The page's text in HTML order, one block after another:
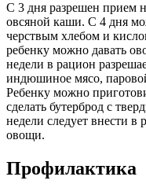
С 3 дня разрешен прием
овсяной каши. С 4 дня
черствым хлебом и
ребенку можно давать
недели в рацион
индюшиное мясо,
Ребенку можно
сделать бутерброд с
недели следует внести
овощи.
Профилактика